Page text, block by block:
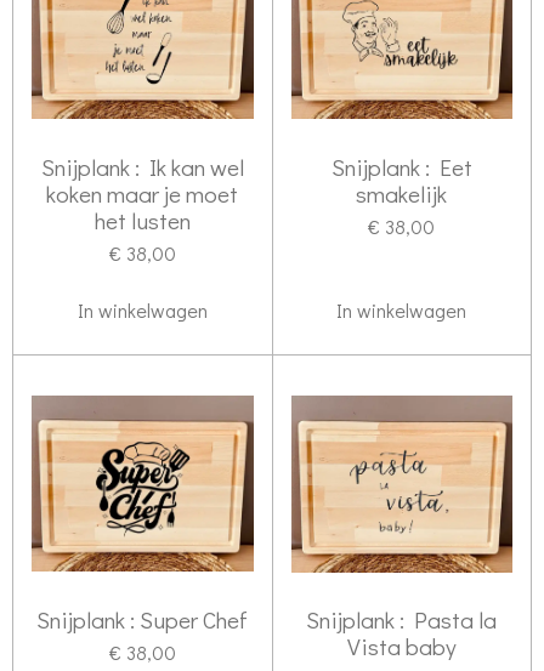
Snijplank : Ik kan wel
koken maar je moet
het lusten
€ 38,00
In winkelwagen
Snijplank : Eet
smakelijk
€ 38,00
In winkelwagen
Snijplank : Super Chef
€ 38,00
Snijplank : Pasta la
Vista baby